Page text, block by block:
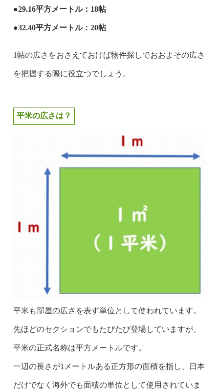
●29.16平方メートル：18帖
●32.40平方メートル：20帖
1帖の広さをおさえておけば物件探しでおおよその広さ
を把握する際に役立つでしょう。
平米の広さは？
平米も部屋の広さを表す単位として使われています。
先ほどのセクションでもたびたび登場していますが、
平米の正式名称は平方メートルです。
一辺の長さが1メートルある正方形の面積を指し、日本
だけでなく海外でも面積の単位として使用されていま